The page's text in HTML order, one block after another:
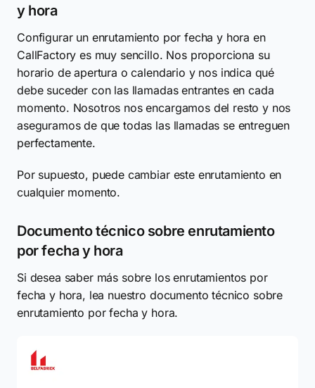
y hora
Configurar un enrutamiento por fecha y hora en
CallFactory es muy sencillo. Nos proporciona su
horario de apertura o calendario y nos indica qué
debe suceder con las llamadas entrantes en cada
momento. Nosotros nos encargamos del resto y nos
aseguramos de que todas las llamadas se entreguen
perfectamente.
Por supuesto, puede cambiar este enrutamiento en
cualquier momento.
Documento técnico sobre enrutamiento
por fecha y hora
Si desea saber más sobre los enrutamientos por
fecha y hora, lea nuestro documento técnico sobre
enrutamiento por fecha y hora.